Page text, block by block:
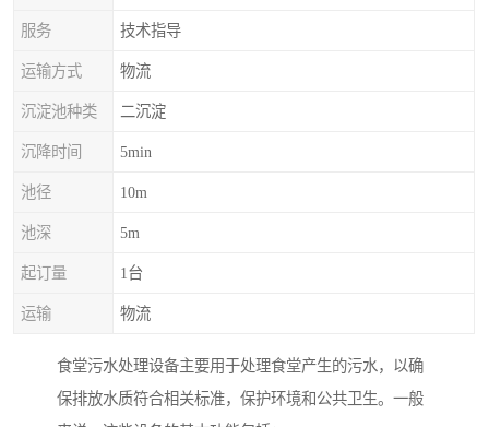
服务 技术指导
运输方式 物流
沉淀池种类 二沉淀
沉降时间 5min
池径 10m
池深 5m
起订量 1台
运输 物流
食堂污水处理设备主要用于处理食堂产生的污水，以确
保排放水质符合相关标准，保护环境和公共卫生。一般